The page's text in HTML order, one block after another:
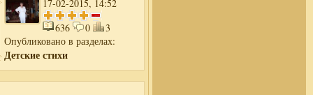
17-02-2015, 14:52
636
0
3
Опубликовано в разделах:
Детские стихи